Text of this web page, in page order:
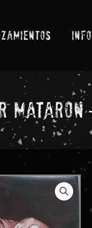
Mataron